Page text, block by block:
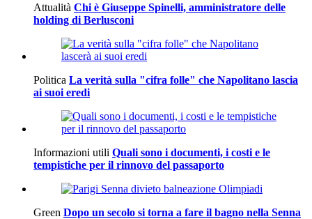
Attualità Chi è Giuseppe Spinelli, amministratore delle
holding di Berlusconi
Politica La verità sulla "cifra folle" che Napolitano lascia
ai suoi eredi
Informazioni utili Quali sono i documenti, i costi e le
tempistiche per il rinnovo del passaporto
Green Dopo un secolo si torna a fare il bagno nella Senna